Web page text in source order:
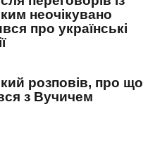
неочікувано
про українські
розповів, про що
з Вучичем